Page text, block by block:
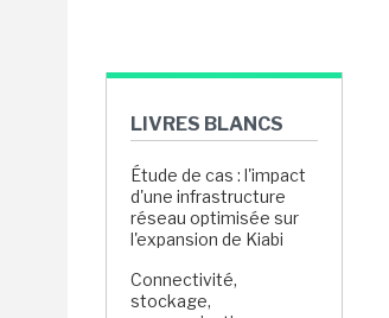
LIVRES BLANCS
Étude de cas : l'impact
d'une infrastructure
réseau optimisée sur
l'expansion de Kiabi
Connectivité,
stockage,